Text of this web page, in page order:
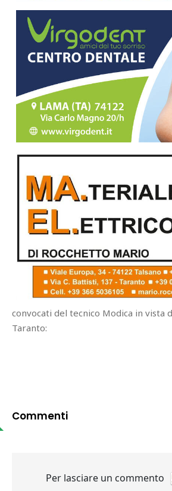
convocati del tecnico Modica in vista
Taranto:
Commenti